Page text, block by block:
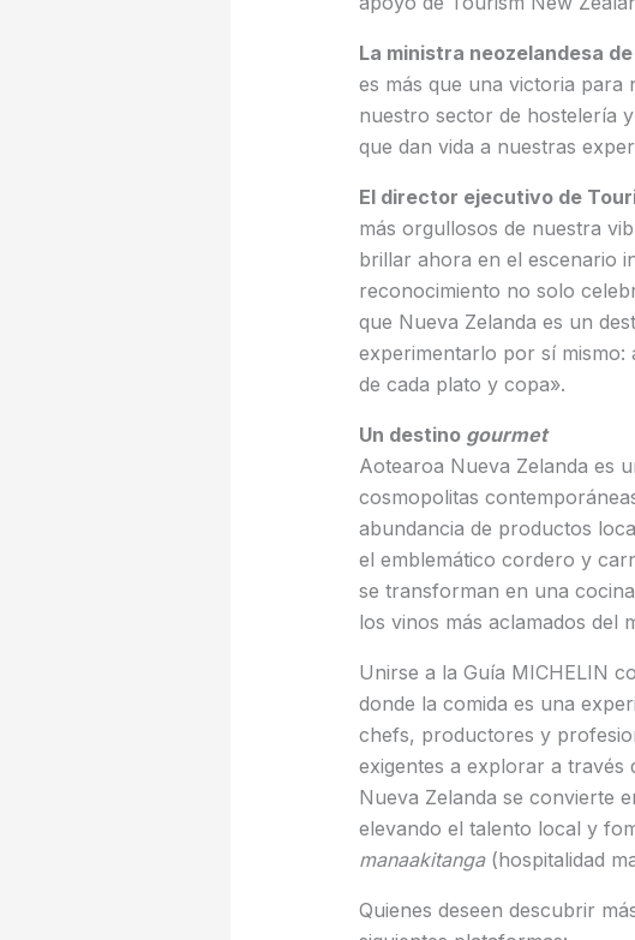
La ministra neozelandesa
es más que una victoria
nuestro sector de hostelería
que dan vida a nuestras
El director ejecutivo de
más orgullosos de nuestra
brillar ahora en el escenario
reconocimiento no solo
que Nueva Zelanda es un
experimentarlo por sí mismo:
de cada plato y copa».
Un destino gourmet
Aotearoa Nueva Zelanda es
cosmopolitas
abundancia de productos
el emblemático cordero y
se transforman en una
los vinos más aclamados del
Unirse a la Guía MICHELIN
donde la comida es una
chefs, productores y
exigentes a explorar a través
Nueva Zelanda se convierte
elevando el talento local y
manaakitanga(hospitalidad
Quienes deseen descubrir